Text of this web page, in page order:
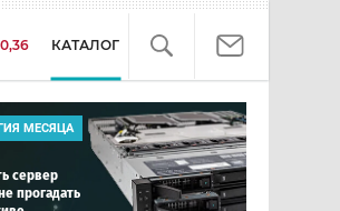
КАТАЛОГ
МЕСЯЦА
сервер
прогадать